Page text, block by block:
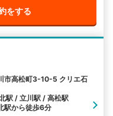
をする
市高松町3-10-5 クリエ石
駅 / 立川駅 / 高松駅
駅から徒歩6分